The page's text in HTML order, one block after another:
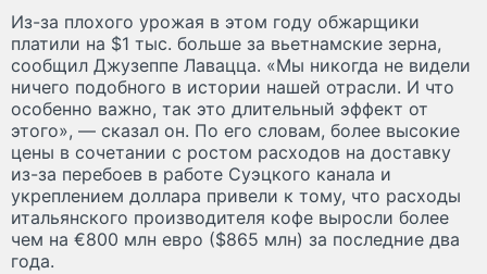
Из-за плохого урожая в этом году обжарщики
платили на $1 тыс. больше за вьетнамские зерна,
сообщил Джузеппе Лавацца. «Мы никогда не видели
ничего подобного в истории нашей отрасли. И что
особенно важно, так это длительный эффект от
этого», — сказал он. По его словам, более высокие
цены в сочетании с ростом расходов на доставку
из-за перебоев в работе Суэцкого канала и
укреплением доллара привели к тому, что расходы
итальянского производителя кофе выросли более
чем на €800 млн евро ($865 млн) за последние два
года.